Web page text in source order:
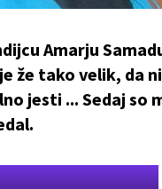
Amarju
že tako velik, da
jesti ... Sedaj so